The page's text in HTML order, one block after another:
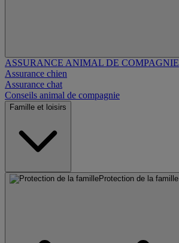
ASSURANCE ANIMAL DE COMPAGNIE
Assurance chien
Assurance chat
Conseils animal de compagnie
Famille et loisirs
Protection de la famille